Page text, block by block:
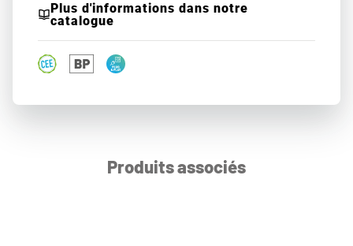
Plus d'informations dans notre
catalogue
Produits associés